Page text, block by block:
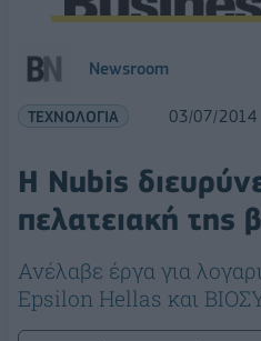
Newsroom
ΤΕΧΝΟΛΟΓΙΑ 03/07/2014
Η Nubis
πελατειακή της
Ανέλαβε έργα για
Epsilon Hellas και